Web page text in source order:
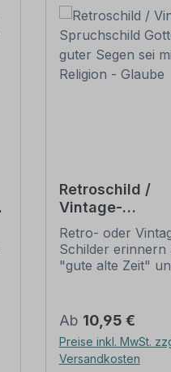
Retroschild /
Vintage-
Spruchschild
guter Segen
dir – Religion -
Retro- oder
Schilder erinnern
"gute alte Zeit"
großer Beliebheit.
diese Schilder im
nur schwer und
nur zu horrenden
Regulärer Preis:
Ab 10,95 €
Preise inkl. MwSt.
Versandkosten